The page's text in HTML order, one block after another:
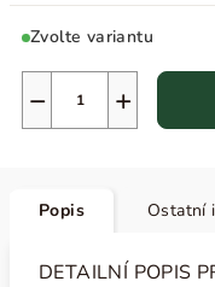
Zvolte variantu
+
−
Popis Ostatní
DETAILNÍ POPIS